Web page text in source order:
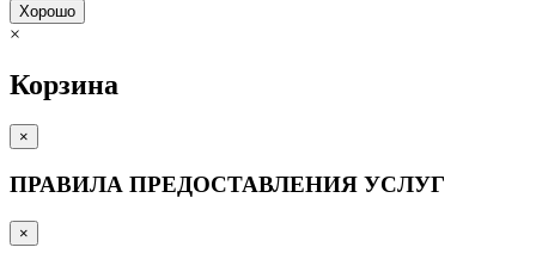
Хорошо
×
Корзина
×
ПРАВИЛА ПРЕДОСТАВЛЕНИЯ УСЛУГ
×